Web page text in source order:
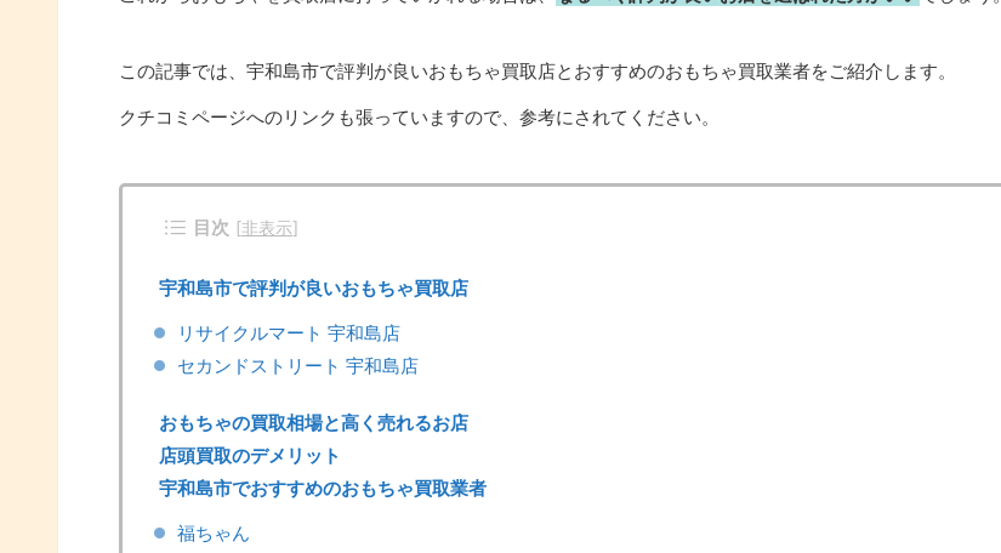
この記事では、宇和島市で評判が良いおもちゃ買取店とおすすめのおもちゃ買取業者をご紹介します。
クチコミページへのリンクも張っていますので、参考にされてください。
目次 [非表示]
宇和島市で評判が良いおもちゃ買取店
リサイクルマート 宇和島店
セカンドストリート 宇和島店
おもちゃの買取相場と高く売れるお店
店頭買取のデメリット
宇和島市でおすすめのおもちゃ買取業者
福ちゃん